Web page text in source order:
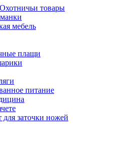
товары
мебель
плащи
питание
заточки ножей